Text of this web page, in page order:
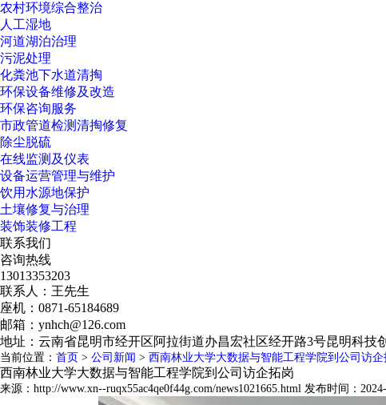
农村环境综合整治
人工湿地
河道湖泊治理
污泥处理
化粪池下水道清掏
环保设备维修及改造
环保咨询服务
市政管道检测清掏修复
除尘脱硫
在线监测及仪表
设备运营管理与维护
饮用水源地保护
土壤修复与治理
装饰装修工程
联系我们
咨询热线
13013353203
联系人：王先生
座机：0871-65184689
邮箱：ynhch@126.com
地址：云南省昆明市经开区阿拉街道办昌宏社区经开路3号昆明科技
当前位置： 首页 > 公司新闻 > 西南林业大学大数据与智能工程学院到公司访企
西南林业大学大数据与智能工程学院到公司访企拓岗
来源：http://www.xn--ruqx55ac4qe0f44g.com/news1021665.html 发布时间：